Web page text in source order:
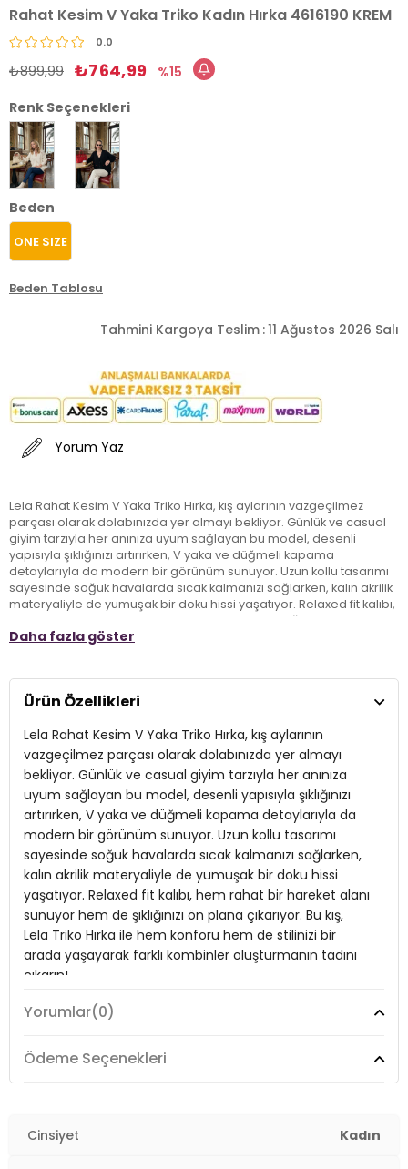
Rahat Kesim V Yaka Triko Kadın Hırka 4616190 KREM
0.0
₺899,99 ₺764,99
15
Renk Seçenekleri
Beden
ONE SIZE
Beden Tablosu
Tahmini Kargoya Teslim :11 Ağustos 2026 Salı
Yorum Yaz
Lela Rahat Kesim V Yaka Triko Hırka, kış aylarının vazgeçilmez
parçası olarak dolabınızda yer almayı bekliyor. Günlük ve casual
giyim tarzıyla her anınıza uyum sağlayan bu model, desenli
yapısıyla şıklığınızı artırırken, V yaka ve düğmeli kapama
detaylarıyla da modern bir görünüm sunuyor. Uzun kollu tasarımı
sayesinde soğuk havalarda sıcak kalmanızı sağlarken, kalın akrilik
materyaliyle de yumuşak bir doku hissi yaşatıyor. Relaxed fit kalıbı,
hem rahat bir hareket alanı sunuyor hem de şıklığınızı ön plana
çıkarıyor. Bu kış, Lela Triko Hırka ile hem konforu hem de stilinizi bir
Model:Hırka
Giyim Tarzı: Günlük/Casual
Desen: Desenli
Mevsim:Kışlık
Materyal: Akrilik
Yaka Tipi: V Yaka
Kapama Şekli:Düğmeli
Kol Tipi:Uzun Kol
Kalınlık: Kalın
Daha fazla göster
Ürün Özellikleri
Lela Rahat Kesim V Yaka Triko Hırka, kış aylarının
vazgeçilmez parçası olarak dolabınızda yer almayı
bekliyor. Günlük ve casual giyim tarzıyla her anınıza
uyum sağlayan bu model, desenli yapısıyla şıklığınızı
artırırken, V yaka ve düğmeli kapama detaylarıyla da
modern bir görünüm sunuyor. Uzun kollu tasarımı
sayesinde soğuk havalarda sıcak kalmanızı sağlarken,
kalın akrilik materyaliyle de yumuşak bir doku hissi
yaşatıyor. Relaxed fit kalıbı, hem rahat bir hareket alanı
sunuyor hem de şıklığınızı ön plana çıkarıyor. Bu kış,
Lela Triko Hırka ile hem konforu hem de stilinizi bir
arada yaşayarak farklı kombinler oluşturmanın tadını
çıkarın!
Yorumlar(0)
Ödeme Seçenekleri
Cinsiyet Kadın